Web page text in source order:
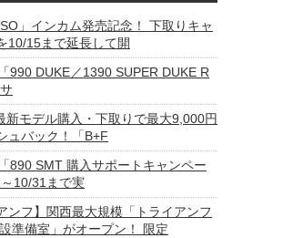
」インカム発売記念！ 下取りキャ
10/15まで延長して開
990 DUKE／1390 SUPER DUKE R
新モデル購入・下取りで最大9,000円
ュバック！「B+F
890 SMT 購入サポートキャンペー
10/31まで実
ンフ】関西最大規模「トライアンフ
準備室」がオープン！ 限定